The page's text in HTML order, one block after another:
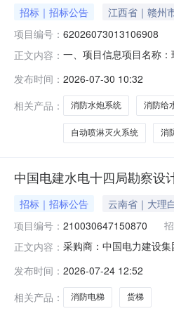
招标｜招标公告 江西省｜赣州
项目编号： 62026073013106908
正文内容： 一、项目信息项目名称
控制金额(元)建议品牌其
发布时间： 2026-07-30 10:32
相关产品：
消防水炮系统 消防给
自动喷淋灭火系统 消
中国电建水电十四局勘察设
招标｜招标公告 云南省｜大理
项目编号： 210030647150870
正文内容： 采购商：中国电力建设
标准品采购清单行号物
发布时间： 2026-07-24 12:52
相关产品：
消防电梯 货梯